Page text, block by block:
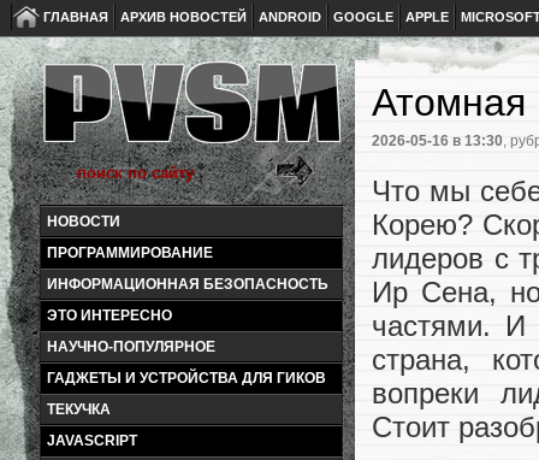
ГЛАВНАЯ АРХИВ НОВОСТЕЙ ANDROID GOOGLE APPLE
НОВОСТИ
ПРОГРАММИРОВАНИЕ
ИНФОРМАЦИОННАЯ БЕЗОПАСНОСТЬ
ЭТО ИНТЕРЕСНО
НАУЧНО-ПОПУЛЯРНОЕ
ГАДЖЕТЫ И УСТРОЙСТВА ДЛЯ ГИКОВ
ТЕКУЧКА
JAVASCRIPT
2026-05-16 в 13:30,
Что мы
Корею?
лидеров с
Ир Сена,
частями. И
страна,
вопреки
Стоит